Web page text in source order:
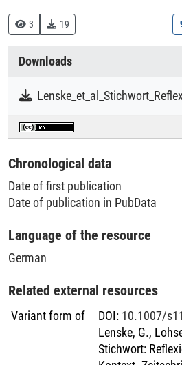
3 19
Downloads
Chronological data
Date of first publication
Date of publication in PubData
Language of the resource
German
Related external resources
Variant form of DOI: 10.1007/
Lenske, G.,
Stichwort:
Research
Collections